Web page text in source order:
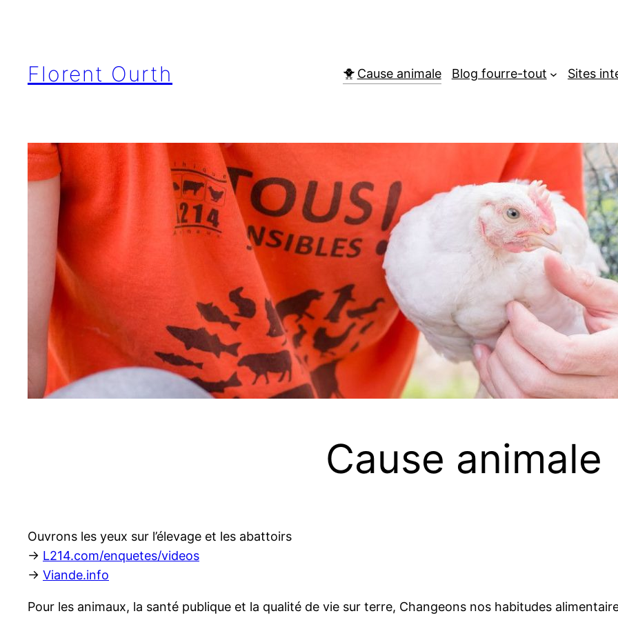
Florent Ourth Cause animale Blog fourre-tout Sites
Cause animale
Ouvrons les yeux sur l’élevage et les abattoirs
→ L214.com/enquetes/videos
→ Viande.info
Pour les animaux, la santé publique et la qualité de vie sur terre, Changeons nos habitudes